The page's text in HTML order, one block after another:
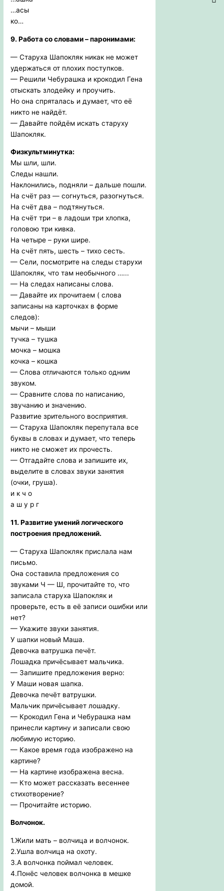
…асы
ко…
9. Работа со словами – паронимами:
— Старуха Шапокляк никак не может
удержаться от плохих поступков.
— Решили Чебурашка и крокодил Гена
отыскать злодейку и проучить.
Но она спряталась и думает, что её
никто не найдёт.
— Давайте пойдём искать старуху
Шапокляк.
Физкультминутка:
Мы шли, шли.
Следы нашли.
Наклонились, подняли – дальше пошли.
На счёт раз — согнуться, разогнуться.
На счёт два – подтянуться.
На счёт три – в ладоши три хлопка,
головою три кивка.
На четыре – руки шире.
На счёт пять, шесть – тихо сесть.
— Сели, посмотрите на следы старухи
Шапокляк, что там необычного …...
— На следах написаны слова.
— Давайте их прочитаем ( слова
записаны на карточках в форме
следов):
мычи – мыши
тучка – тушка
мочка – мошка
кочка – кошка
— Слова отличаются только одним
звуком.
— Сравните слова по написанию,
звучанию и значению.
Развитие зрительного восприятия.
— Старуха Шапокляк перепутала все
буквы в словах и думает, что теперь
никто не сможет их прочесть.
— Отгадайте слова и запишите их,
выделите в словах звуки занятия
(очки, груша).
и к ч о
а ш у р г
11. Развитие умений логического
построения предложений.
— Старуха Шапокляк прислала нам
письмо.
Она составила предложения со
звуками Ч — Ш, прочитайте то, что
записала старуха Шапокляк и
проверьте, есть в её записи ошибки или
нет?
— Укажите звуки занятия.
У шапки новый Маша.
Девочка ватрушка печёт.
Лошадка причёсывает мальчика.
— Запишите предложения верно:
У Маши новая шапка.
Девочка печёт ватрушки.
Мальчик причёсывает лошадку.
— Крокодил Гена и Чебурашка нам
принесли картину и записали свою
любимую историю.
— Какое время года изображено на
картине?
— На картине изображена весна.
— Кто может рассказать весеннее
стихотворение?
— Прочитайте историю.
Волчонок.
1.Жили мать – волчица и волчонок.
2.Ушла волчица на охоту.
3.А волчонка поймал человек.
4.Понёс человек волчонка в мешке
домой.